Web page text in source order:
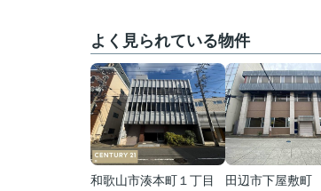
よく見られている物件
和歌山市湊本町１丁目
田辺市下屋敷町